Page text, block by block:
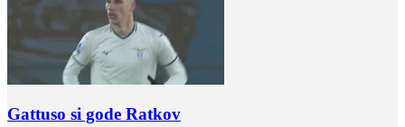
Gattuso si gode Ratkov